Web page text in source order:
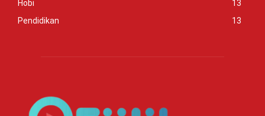
Hobi
13
Pendidikan
13